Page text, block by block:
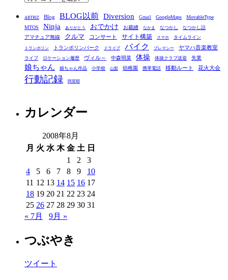
ゴ
リ
ー
ARTRIZ Blog BLOG以前 Diversion Gmail GoogleMaps
MovableType
MTOS
Ninja ありがとう おでかけ お裁縫 なかま なつかし なつかし話
アマチュア無線 クルマ コンサート サイト構築 スマホ タイムライン
トランポリン トランポリンパーク ドライブ バイク プレマシー ヤマハ音楽教室
ライブ ロケーション履歴 ヴィル～ 中森明菜 体操 体操クラブ送迎 失業
娘ちゃん 娘ちゃん作品 小学校 山梨 幼稚園 携帯電話 移動ルート 花火大会
行動記録 阿里耶
カレンダー
2008年8月
月 火 水 木 金 土 日
1
2
3
4
5 6 7 8 9
10
11 12 13 14 15 16 17
18 19 20 21 22 23 24
25 26 27 28 29 30 31
« 7月
9月 »
つぶやき
ツイート